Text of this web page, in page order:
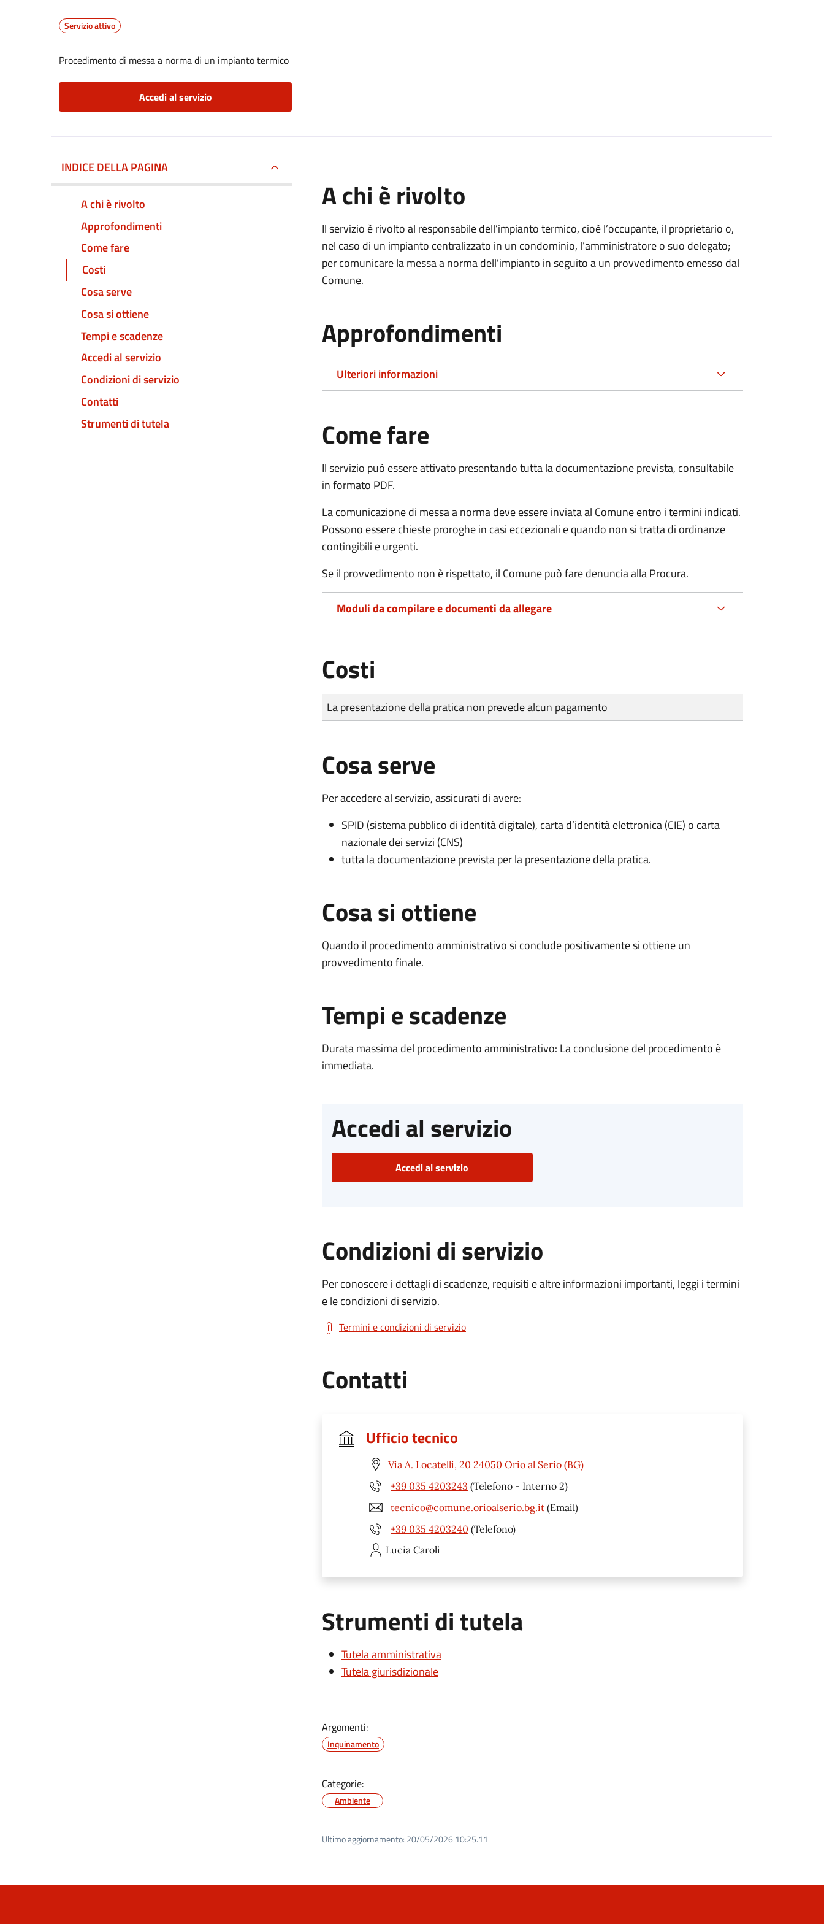
Servizio attivo
Procedimento di messa a norma di un impianto termico
Accedi al servizio
INDICE DELLA PAGINA
A chi è rivolto
Approfondimenti
Come fare
Costi
Cosa serve
Cosa si ottiene
Tempi e scadenze
Accedi al servizio
Condizioni di servizio
Contatti
Strumenti di tutela
A chi è rivolto
Il servizio è rivolto al responsabile dell’impianto termico, cioè l’occupante, il proprietario o,
nel caso di un impianto centralizzato in un condominio, l’amministratore o suo delegato;
per comunicare la messa a norma dell'impianto in seguito a un provvedimento emesso dal
Comune.
Approfondimenti
Ulteriori informazioni
Come fare
Il servizio può essere attivato presentando tutta la documentazione prevista, consultabile
in formato PDF.
La comunicazione di messa a norma deve essere inviata al Comune entro i termini indicati.
Possono essere chieste proroghe in casi eccezionali e quando non si tratta di ordinanze
contingibili e urgenti.
Se il provvedimento non è rispettato, il Comune può fare denuncia alla Procura.
Moduli da compilare e documenti da allegare
Costi
Tipo di pagamento
Importo
La presentazione della pratica non prevede alcun pagamento
Cosa serve
Per accedere al servizio, assicurati di avere:
SPID (sistema pubblico di identità digitale), carta d’identità elettronica (CIE) o carta
nazionale dei servizi (CNS)
tutta la documentazione prevista per la presentazione della pratica.
Cosa si ottiene
Quando il procedimento amministrativo si conclude positivamente si ottiene un
provvedimento finale.
Tempi e scadenze
Durata massima del procedimento amministrativo: La conclusione del procedimento è
immediata.
Accedi al servizio
Accedi al servizio
Condizioni di servizio
Per conoscere i dettagli di scadenze, requisiti e altre informazioni importanti, leggi i termini
e le condizioni di servizio.
Termini e condizioni di servizio
Contatti
Ufficio tecnico
Via A. Locatelli, 20 24050 Orio al Serio (BG)
+39 035 4203243 (Telefono - Interno 2)
tecnico@comune.orioalserio.bg.it (Email)
+39 035 4203240 (Telefono)
Lucia Caroli
Strumenti di tutela
Tutela amministrativa
Tutela giurisdizionale
Argomenti:
Inquinamento
Categorie:
Ambiente
Ultimo aggiornamento: 20/05/2026 10:25.11